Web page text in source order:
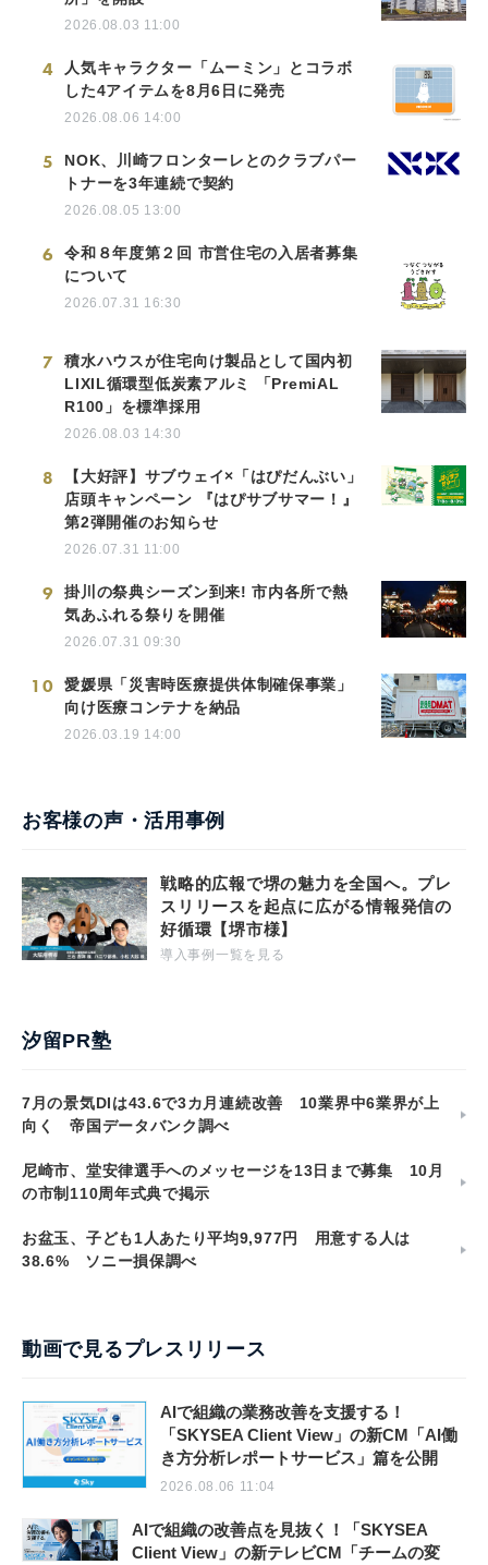
2026.08.03 11:00
4
人気キャラクター「ムーミン」とコラボ
した4アイテムを8月6日に発売
2026.08.06 14:00
5
NOK、川崎フロンターレとのクラブパー
トナーを3年連続で契約
2026.08.05 13:00
6
令和８年度第２回 市営住宅の入居者募集
について
2026.07.31 16:30
7
積水ハウスが住宅向け製品として国内初
LIXIL循環型低炭素アルミ 「PremiAL
R100」を標準採用
2026.08.03 14:30
8
【大好評】サブウェイ×「はぴだんぶい」
店頭キャンペーン 『はぴサブサマー！』
第2弾開催のお知らせ
2026.07.31 11:00
9
掛川の祭典シーズン到来! 市内各所で熱
気あふれる祭りを開催
2026.07.31 09:30
10
愛媛県「災害時医療提供体制確保事業」
向け医療コンテナを納品
2026.03.19 14:00
お客様の声・活用事例
戦略的広報で堺の魅力を全国へ。プレ
スリリースを起点に広がる情報発信の
好循環【堺市様】
導入事例一覧を見る
汐留PR塾
7月の景気DIは43.6で3カ月連続改善 10業界中6業界が上
向く 帝国データバンク調べ
尼崎市、堂安律選手へのメッセージを13日まで募集 10月
の市制110周年式典で掲示
お盆玉、子ども1人あたり平均9,977円 用意する人は
38.6% ソニー損保調べ
動画で見るプレスリリース
AIで組織の業務改善を支援する！
「SKYSEA Client View」の新CM「AI働
き方分析レポートサービス」篇を公開
2026.08.06 11:04
AIで組織の改善点を見抜く！「SKYSEA
Client View」の新テレビCM「チームの変